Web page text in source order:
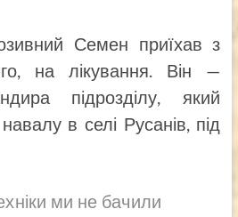
Семен приїхав з
на лікування. Він —
підрозділу, який
в селі Русанів, під
ми не бачили